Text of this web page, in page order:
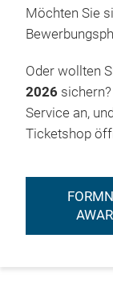
Möchten Sie
Oder wollten
2026
Service an,
Ticketshop